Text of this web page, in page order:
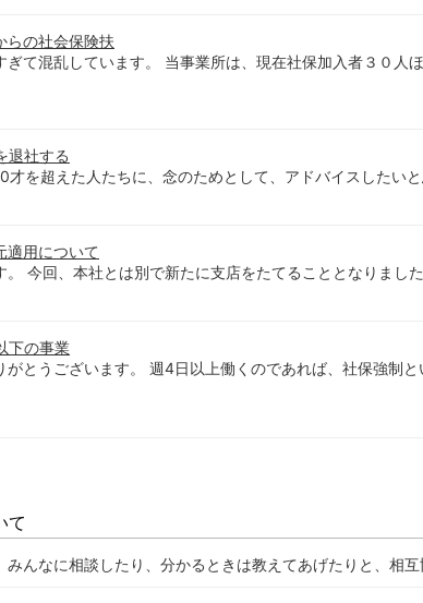
らの社会保険扶
ぎて混乱しています。 当事業所は、現在社保加入者３０人
退社する
才を超えた人たちに、念のためとして、アドバイスしたい
適用について
。 今回、本社とは別で新たに支店をたてることとなりまし
下の事業
がとうございます。 週4日以上働くのであれば、社保強制
て
みんなに相談したり、分かるときは教えてあげたりと、相互